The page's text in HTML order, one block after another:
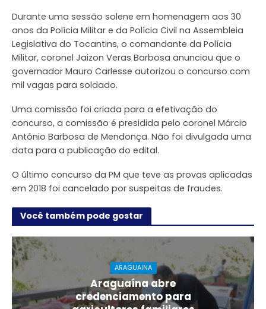
Durante uma sessão solene em homenagem aos 30
anos da Polícia Militar e da Polícia Civil na Assembleia
Legislativa do Tocantins, o comandante da Polícia
Militar, coronel Jaizon Veras Barbosa anunciou que o
governador Mauro Carlesse autorizou o concurso com
mil vagas para soldado.
Uma comissão foi criada para a efetivação do
concurso, a comissão é presidida pelo coronel Márcio
Antônio Barbosa de Mendonça. Não foi divulgada uma
data para a publicação do edital.
O último concurso da PM que teve as provas aplicadas
em 2018 foi cancelado por suspeitas de fraudes.
Você também pode gostar
ARAGUAINA
Araguaína abre
credenciamento para